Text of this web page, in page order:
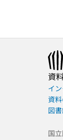
資
イ
資
図
国